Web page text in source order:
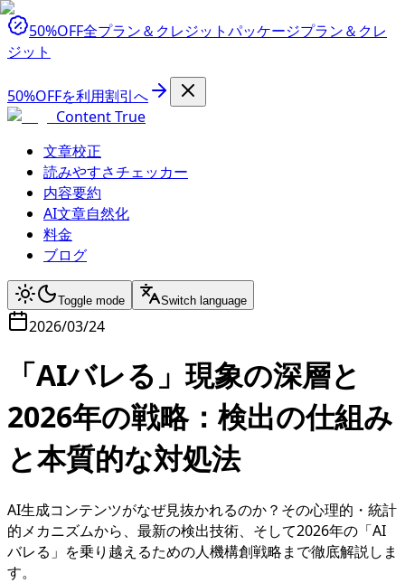
50%OFF全プラン＆クレジットパッケージプラン＆クレ
ジット
50%OFFを利用割引へ
Content True
文章校正
読みやすさチェッカー
内容要約
AI文章自然化
料金
ブログ
Toggle mode Switch language
2026/03/24
「AIバレる」現象の深層と
2026年の戦略：検出の仕組み
と本質的な対処法
AI生成コンテンツがなぜ見抜かれるのか？その心理的・統計
的メカニズムから、最新の検出技術、そして2026年の「AI
バレる」を乗り越えるための人機構創戦略まで徹底解説しま
す。